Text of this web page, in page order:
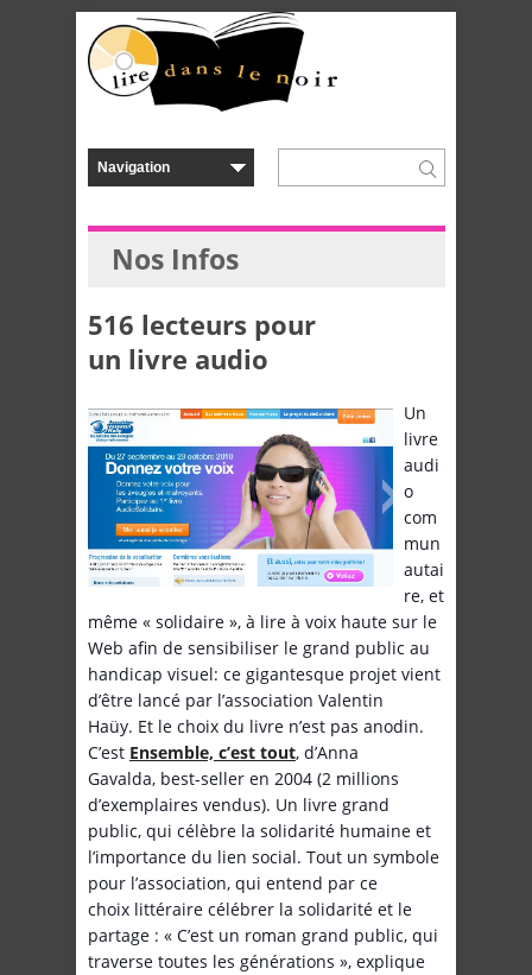
Nos Infos
516 lecteurs pour
un livre audio
Un
livre
audi
o
com
mun
autai
re, et
même « solidaire », à lire à voix haute sur le
Web afin de sensibiliser le grand public au
handicap visuel: ce gigantesque projet vient
d’être lancé par l’association Valentin
Haüy. Et le choix du livre n’est pas anodin.
C’est Ensemble, c’est tout, d’Anna
Gavalda, best-seller en 2004 (2 millions
d’exemplaires vendus). Un livre grand
public, qui célèbre la solidarité humaine et
l’importance du lien social. Tout un symbole
pour l’association, qui entend par ce
choix littéraire célébrer la solidarité et le
partage : « C’est un roman grand public, qui
traverse toutes les générations », explique